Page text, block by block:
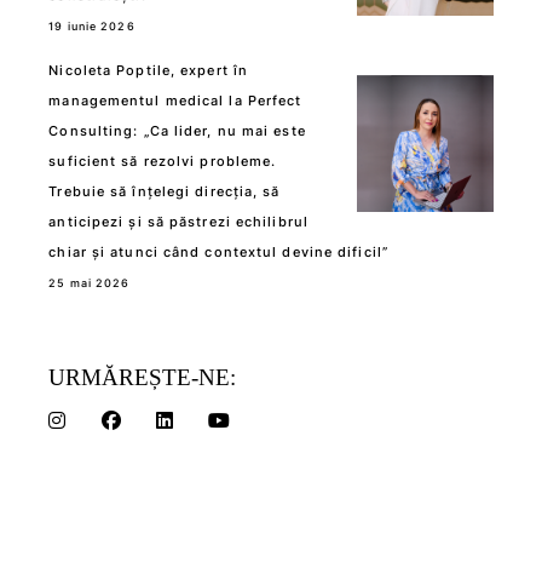
19 iunie 2026
Nicoleta Poptile, expert în
managementul medical la Perfect
Consulting: „Ca lider, nu mai este
suficient să rezolvi probleme.
Trebuie să înțelegi direcția, să
anticipezi și să păstrezi echilibrul
chiar și atunci când contextul devine dificil”
25 mai 2026
URMĂREȘTE-NE: